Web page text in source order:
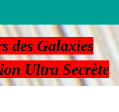
des Galaxies
Ultra Secrète